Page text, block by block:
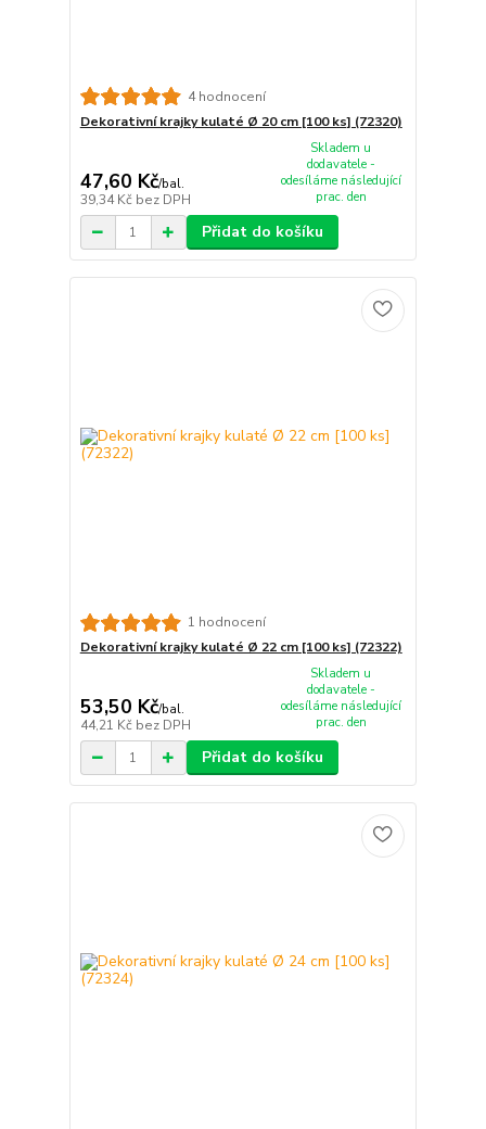
4 hodnocení
Dekorativní krajky kulaté Ø 20 cm [100 ks] (72320)
47,60 Kč/bal.
39,34 Kč bez DPH
Skladem u
dodavatele -
odesíláme následující
prac. den
Přidat do košíku
1 hodnocení
Dekorativní krajky kulaté Ø 22 cm [100 ks] (72322)
53,50 Kč/bal.
44,21 Kč bez DPH
Skladem u
dodavatele -
odesíláme následující
prac. den
Přidat do košíku